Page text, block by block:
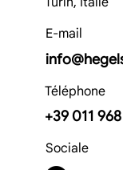
E-mail
Téléphone
+39 011
Sociale